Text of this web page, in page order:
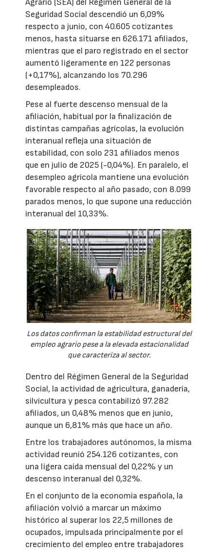
Seguridad Social descendió un 6,09%
respecto a junio, con 40.605 cotizantes
menos, hasta situarse en 626.171 afiliados,
mientras que el paro registrado en el sector
aumentó ligeramente en 122 personas
(+0,17%), alcanzando los 70.296
desempleados.
Pese al fuerte descenso mensual de la
afiliación, habitual por la finalización de
distintas campañas agrícolas, la evolución
interanual refleja una situación de
estabilidad, con solo 231 afiliados menos
que en julio de 2025 (-0,04%). En paralelo, el
desempleo agrícola mantiene una evolución
favorable respecto al año pasado, con 8.099
parados menos, lo que supone una reducción
interanual del 10,33%.
Los datos confirman la estabilidad estructural del
empleo agrario pese a la elevada estacionalidad
que caracteriza al sector.
Dentro del Régimen General de la Seguridad
Social, la actividad de agricultura, ganadería,
silvicultura y pesca contabilizó 97.282
afiliados, un 0,48% menos que en junio,
aunque un 6,81% más que hace un año.
Entre los trabajadores autónomos, la misma
actividad reunió 254.126 cotizantes, con
una ligera caída mensual del 0,22% y un
descenso interanual del 0,32%.
En el conjunto de la economía española, la
afiliación volvió a marcar un máximo
histórico al superar los 22,5 millones de
ocupados, impulsada principalmente por el
crecimiento del empleo entre trabajadores